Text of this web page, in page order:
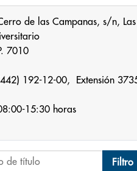
de las Campanas, s/n,
7010
192-12-00, Extensión
15:30 horas
de título
Filtro